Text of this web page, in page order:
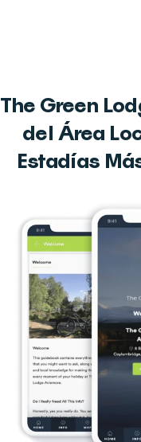
The Green
del Área
Estadías